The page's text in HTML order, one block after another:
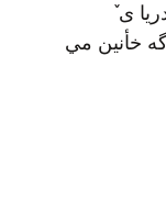
ی
خأنين مي